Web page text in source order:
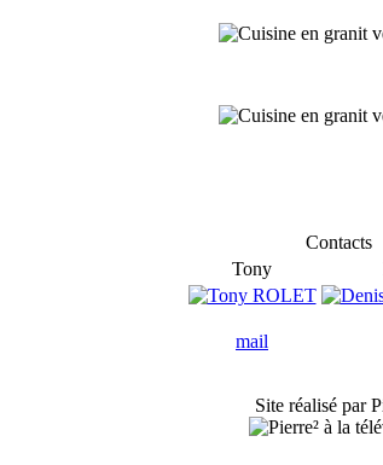
Contacts
Tony
mail
Site réalisé par